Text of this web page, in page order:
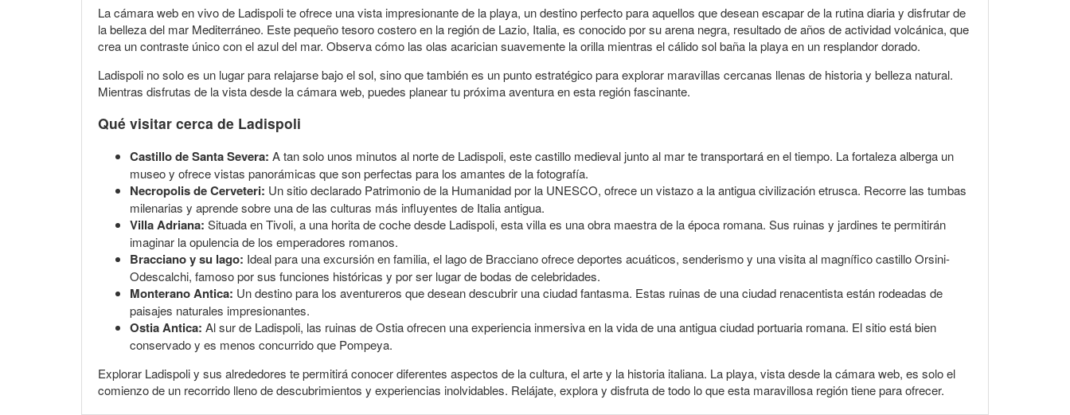
La cámara web en vivo de Ladispoli te ofrece una vista impresionante de la playa, un destino perfecto para aquellos que desean escapar de la rutina diaria y disfrutar de
la belleza del mar Mediterráneo. Este pequeño tesoro costero en la región de Lazio, Italia, es conocido por su arena negra, resultado de años de actividad volcánica, que
crea un contraste único con el azul del mar. Observa cómo las olas acarician suavemente la orilla mientras el cálido sol baña la playa en un resplandor dorado.
Ladispoli no solo es un lugar para relajarse bajo el sol, sino que también es un punto estratégico para explorar maravillas cercanas llenas de historia y belleza natural.
Mientras disfrutas de la vista desde la cámara web, puedes planear tu próxima aventura en esta región fascinante.
Qué visitar cerca de Ladispoli
Castillo de Santa Severa: A tan solo unos minutos al norte de Ladispoli, este castillo medieval junto al mar te transportará en el tiempo. La fortaleza alberga un
museo y ofrece vistas panorámicas que son perfectas para los amantes de la fotografía.
Necropolis de Cerveteri: Un sitio declarado Patrimonio de la Humanidad por la UNESCO, ofrece un vistazo a la antigua civilización etrusca. Recorre las tumbas
milenarias y aprende sobre una de las culturas más influyentes de Italia antigua.
Villa Adriana: Situada en Tivoli, a una horita de coche desde Ladispoli, esta villa es una obra maestra de la época romana. Sus ruinas y jardines te permitirán
imaginar la opulencia de los emperadores romanos.
Bracciano y su lago: Ideal para una excursión en familia, el lago de Bracciano ofrece deportes acuáticos, senderismo y una visita al magnífico castillo Orsini-
Odescalchi, famoso por sus funciones históricas y por ser lugar de bodas de celebridades.
Monterano Antica: Un destino para los aventureros que desean descubrir una ciudad fantasma. Estas ruinas de una ciudad renacentista están rodeadas de
paisajes naturales impresionantes.
Ostia Antica: Al sur de Ladispoli, las ruinas de Ostia ofrecen una experiencia inmersiva en la vida de una antigua ciudad portuaria romana. El sitio está bien
conservado y es menos concurrido que Pompeya.
Explorar Ladispoli y sus alrededores te permitirá conocer diferentes aspectos de la cultura, el arte y la historia italiana. La playa, vista desde la cámara web, es solo el
comienzo de un recorrido lleno de descubrimientos y experiencias inolvidables. Relájate, explora y disfruta de todo lo que esta maravillosa región tiene para ofrecer.